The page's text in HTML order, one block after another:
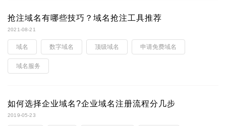
抢注域名有哪些技巧？域名抢注工具推荐
2021-08-21
域名 数字域名 顶级域名 申请免费域名
域名服务
如何选择企业域名?企业域名注册流程分几步
2019-05-23